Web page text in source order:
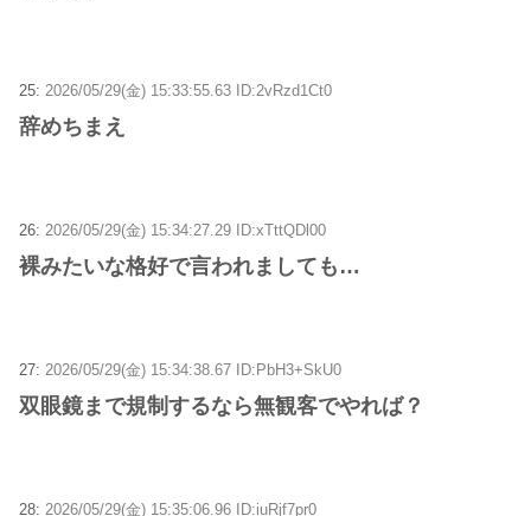
25: 2026/05/29(金) 15:33:55.63 ID:2vRzd1Ct0
辞めちまえ
26: 2026/05/29(金) 15:34:27.29 ID:xTttQDl00
裸みたいな格好で言われましても…
27: 2026/05/29(金) 15:34:38.67 ID:PbH3+SkU0
双眼鏡まで規制するなら無観客でやれば？
28: 2026/05/29(金) 15:35:06.96 ID:iuRjf7pr0